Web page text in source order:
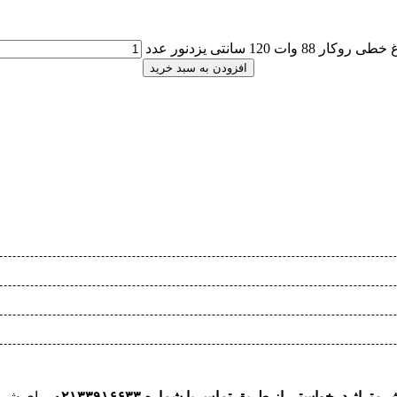
88 وات 120 سانتی یزدنور عدد
افزودن به سبد خرید